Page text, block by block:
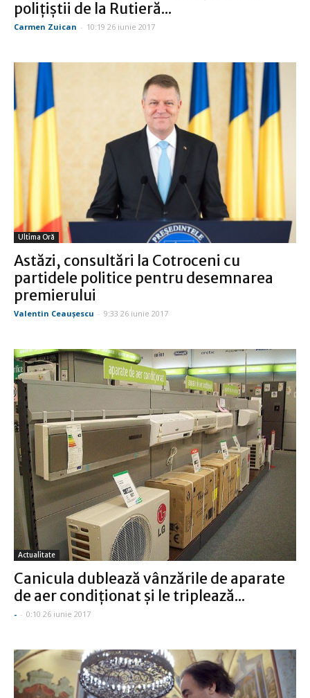
poliţiştii de la Rutieră...
Carmen Zuican - 10:19 26 iunie 2017
Ultima Oră
Astăzi, consultări la Cotroceni cu
partidele politice pentru desemnarea
premierului
Valentin Ceauşescu - 9:33 26 iunie 2017
Actualitate
Canicula dublează vânzările de aparate
de aer condiţionat şi le triplează...
- - 0:10 26 iunie 2017